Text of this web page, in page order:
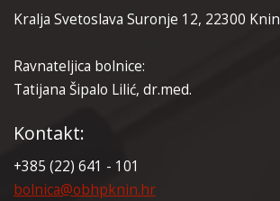
Kralja Svetoslava Suronje 12, 22300 Knin
Ravnateljica bolnice:
Tatijana Šipalo Lilić, dr.med.
Kontakt:
+385 (22) 641 - 101
bolnica@obhpknin.hr